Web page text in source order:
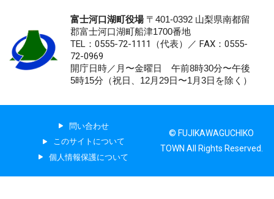
富士河口湖町役場〒401-0392 山梨県南都留
郡富士河口湖町船津1700番地
TEL：0555-72-1111 （代表）／ FAX：0555-
72-0969
開庁日時／月〜金曜日 午前8時30分〜午後
5時15分（祝日、12月29日〜1月3日を除く）
問い合わせ
このサイトについて
個人情報保護について
© FUJIKAWAGUCHIKO
TOWN All Rights Reserved.